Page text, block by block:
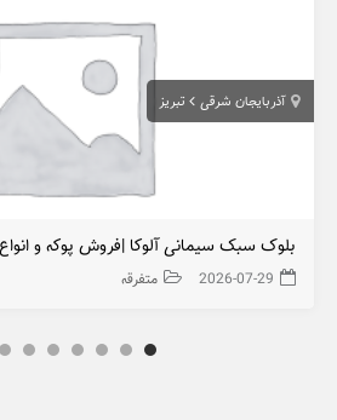
آذربایجان شرقی تبریز
بلوک سبک سیمانی آلوکا |فروش پوکه و
2026-07-29 متفرقه